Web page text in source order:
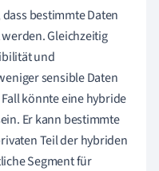
bestimmte Daten
Gleichzeitig
und
sensible Daten
könnte eine hybride
Er kann bestimmte
Teil der hybriden
Segment für